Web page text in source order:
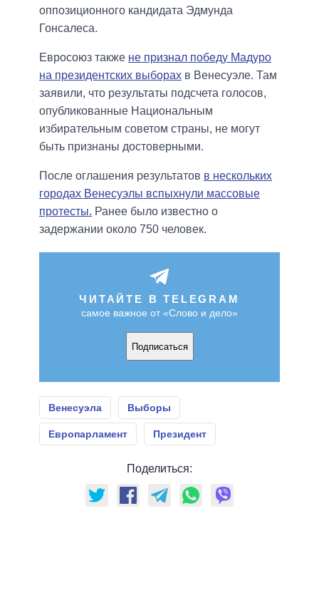
оппозиционного кандидата Эдмунда
Гонсалеса.
Евросоюз также не признал победу Мадуро
на президентских выборах в Венесуэле. Там
заявили, что результаты подсчета голосов,
опубликованные Национальным
избирательным советом страны, не могут
быть признаны достоверными.
После оглашения результатов в нескольких
городах Венесуэлы вспыхнули массовые
протесты. Ранее было известно о
задержании около 750 человек.
ЧИТАЙТЕ В TELEGRAM
самое важное от «Слово и дело»
Подписаться
Венесуэла Выборы
Европарламент Президент
Поделиться: